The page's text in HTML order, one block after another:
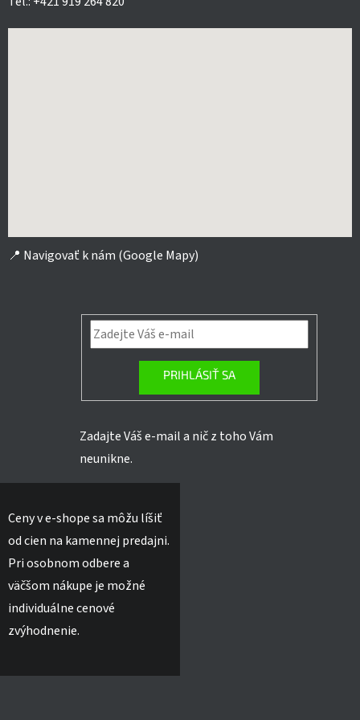
📍 Navigovať k nám (Google Mapy)
PRIHLÁSIŤ SA
Zadajte Váš e-mail a nič z toho Vám
neunikne.
Ceny v e-shope sa môžu líšiť
od cien na kamennej predajni.
Pri osobnom odbere a
väčšom nákupe je možné
individuálne cenové
zvýhodnenie.